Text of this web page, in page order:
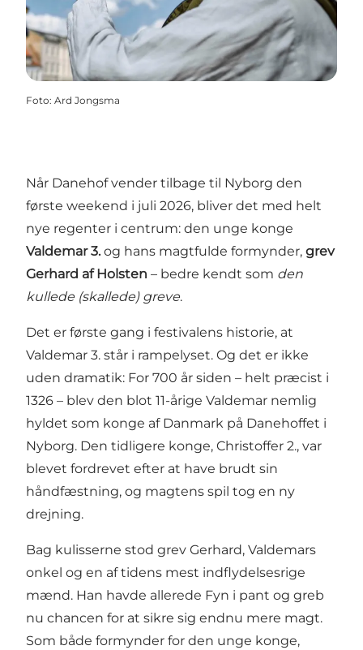
Foto: Ard Jongsma
Når Danehof vender tilbage til Nyborg den
første weekend i juli 2026, bliver det med helt
nye regenter i centrum: den unge konge
Valdemar 3. og hans magtfulde formynder, grev
Gerhard af Holsten – bedre kendt som den
kullede (skallede) greve.
Det er første gang i festivalens historie, at
Valdemar 3. står i rampelyset. Og det er ikke
uden dramatik: For 700 år siden – helt præcist i
1326 – blev den blot 11-årige Valdemar nemlig
hyldet som konge af Danmark på Danehoffet i
Nyborg. Den tidligere konge, Christoffer 2., var
blevet fordrevet efter at have brudt sin
håndfæstning, og magtens spil tog en ny
drejning.
Bag kulisserne stod grev Gerhard, Valdemars
onkel og en af tidens mest indflydelsesrige
mænd. Han havde allerede Fyn i pant og greb
nu chancen for at sikre sig endnu mere magt.
Som både formynder for den unge konge,